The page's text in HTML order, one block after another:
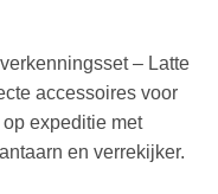
– Latte
accessoires voor
expeditie met
en verrekijker.